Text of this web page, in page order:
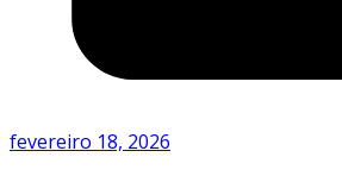
fevereiro 18, 2026